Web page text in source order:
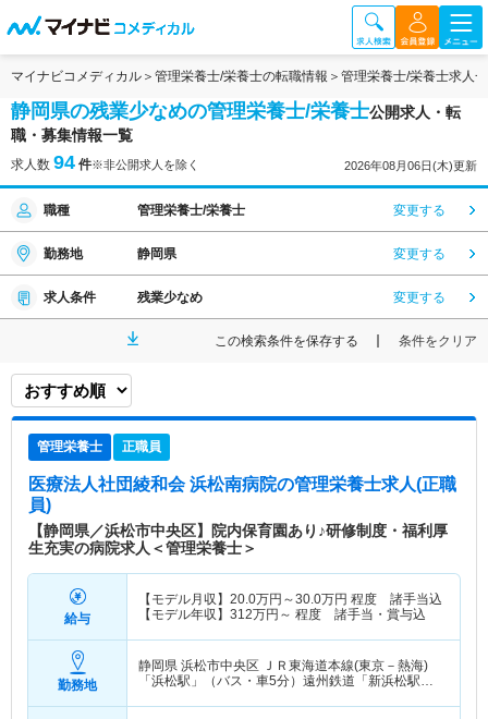
マイナビコメディカル 管理栄養士/栄養士の転職情報 管理栄養士/栄養士求人
静岡県の残業少なめの管理栄養士/栄養士公開求人・転
職・募集情報一覧
求人数 94 件※非公開求人を除く 2026年08月06日(木)更新
職種 管理栄養士/栄養士 変更する
勤務地 静岡県 変更する
求人条件 残業少なめ 変更する
この検索条件を保存する 条件をクリア
管理栄養士 正職員
医療法人社団綾和会 浜松南病院の管理栄養士求人(正職
員)
【静岡県／浜松市中央区】院内保育園あり♪研修制度・福利厚
生充実の病院求人＜管理栄養士＞
給与
【モデル月収】 20.0万円～30.0万円 程度 諸手当込
【モデル年収】 312万円～ 程度 諸手当・賞与込
勤務地
静岡県 浜松市中央区 ＪＲ東海道本線(東京－熱海)
「浜松駅」（バス・車5分）遠州鉄道「新浜松駅」